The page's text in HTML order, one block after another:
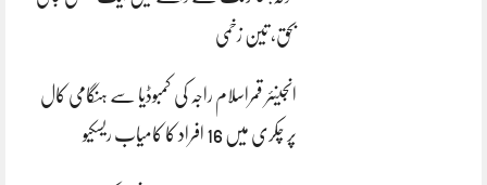
بحق، تین زخمی
انجینئر قمراسلام راجہ کی کمبوڈیا سے ہنگامی کال
پر چکری میں 16 افراد کا کامیاب ریسکیو